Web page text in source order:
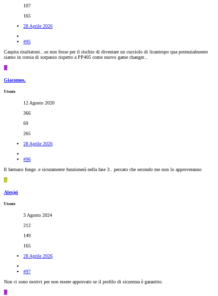
107
165
28 Aprile 2026
#95
Caspita risultatoni...se non fosse per il rischio di diventare un cucciolo di licantropo qua potenzialmente
siamo in corsia di sorpasso rispetto a PP405 come nuovo game changer...
G
Giacomos.
Utente
12 Agosto 2020
366
69
265
28 Aprile 2026
#96
Il farmaco funge..e sicuramente funzionerà nella fase 3.. peccato che secondo me non lo approveranno
A
Alexjei
Utente
3 Agosto 2024
212
149
165
28 Aprile 2026
#97
Non ci sono motivi per non essere approvato se il profilo di sicurezza è garantito.
G